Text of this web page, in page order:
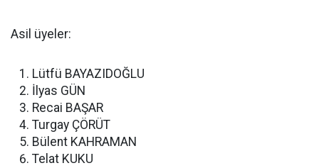
Asil üyeler:
Lütfü BAYAZIDOĞLU
İlyas GÜN
Recai BAŞAR
Turgay ÇÖRÜT
Bülent KAHRAMAN
Telat KUKU